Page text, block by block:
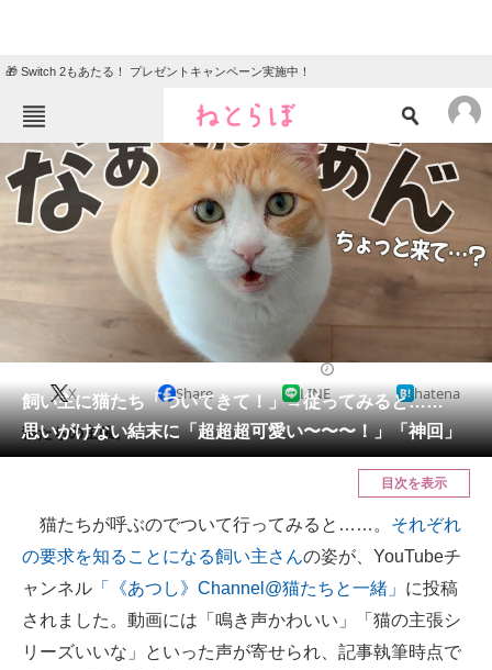
🎁 Switch 2もあたる！ プレゼントキャンペーン実施中！
ねとらぼメニュー
TOP ニュース
エンタメ クイズ
地域
教育・育児
リサーチ
会員記事
メディア
ITの今と未来を見通す
スマホと通信の最新トレンド
進化するPCとデバイスの未来
飼い主に猫たち「ついてきて！」→従ってみると……
思いがけない結末に「超超超可愛い〜〜〜！」「神回」
X Share LINE hatena
猫たちの主張。
目次を表示
猫たちが呼ぶのでついて行ってみると……。 それぞれ
の要求を知ることになる飼い主さんの姿が、YouTubeチ
ャンネル 「《あつし》Channel@猫たちと一緒」 に投稿
されました。動画には「鳴き声かわいい」「猫の主張シ
リーズいいな」といった声が寄せられ、記事執筆時点で